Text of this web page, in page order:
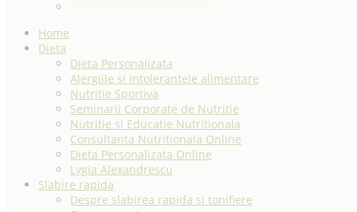
Home
Dieta
Dieta Personalizata
Alergiile si intolerantele alimentare
Nutritie Sportiva
Seminarii Corporate de Nutritie
Nutritie si Educatie Nutritionala
Consultanta Nutritionala Online
Dieta Personalizata Online
Lygia Alexandrescu
Slabire rapida
Despre slabirea rapida si tonifiere